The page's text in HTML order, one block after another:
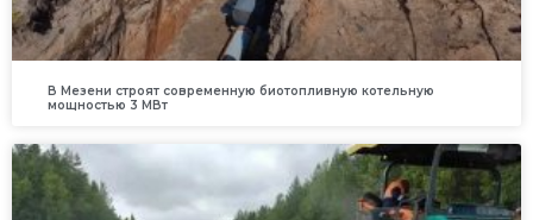
В Мезени строят современную биотопливную котельную
мощностью 3 МВт